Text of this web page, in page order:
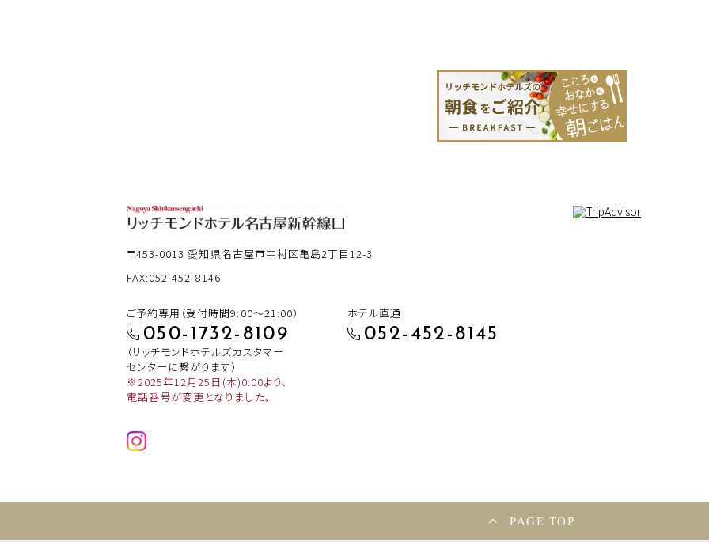
〒453-0013 愛知県名古屋市中村区亀島2丁目12-3
FAX:052-452-8146
ご予約専用（受付時間9:00～21:00）
050-1732-8109
（リッチモンドホテルズカスタマー
センターに繋がります）
※2025年12月25日(木)0:00より、
電話番号が変更となりました。
ホテル直通
052-452-8145
PAGE TOP